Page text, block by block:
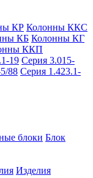
КР Колонны ККС
КБ Колонны КГ
ККП
19 Серия 3.015-
88 Серия 1.423.1-
блоки Блок
Изделия